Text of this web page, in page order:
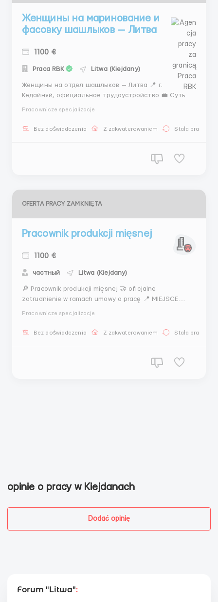
Женщины на маринование и
фасовку шашлыков — Литва
1100 €
Praca RBK Litwa (Kiejdany)
Женщины на отдел шашлыков — Литва 📍 г.
Кедайняй, официальное трудоустройство 💼 Суть
задача — ✨ мариновать, нарезать и красиво
Pracownicze specjalizacje
Bez doświadczenia Z zakwaterowaniem Stała praca
OFERTA PRACY ZAMKNIĘTA
Pracownik produkcji mięsnej
1100 €
частный Litwa (Kiejdany)
🔎 Pracownik produkcji mięsnej 🤝 oficjalne
zatrudnienie w ramach umowy o pracę 📍 MIEJSCE
(autobus według trasy) Firma "Krekenavos agrofirma"
Pracownicze specjalizacje
Bez doświadczenia Z zakwaterowaniem Stała praca
opinie o pracy w Kiejdanach
Dodać opinię
Forum "Litwa":